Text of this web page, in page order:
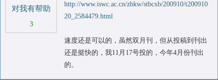
对我有帮助
3
http://www.iswc.ac.cn/zbkw/stbcxb/200910/t200910
20_2584479.html
速度还是可以的，虽然双月刊，但从投稿到刊出
还是挺快的，我11月17号投的，今年4月份刊出
的。